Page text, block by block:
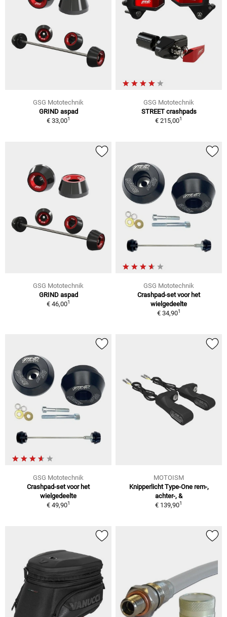
GSG Mototechnik
GRIND aspad
€ 33,001
GSG Mototechnik
STREET crashpads
€ 215,001
GSG Mototechnik
GRIND aspad
€ 46,001
GSG Mototechnik
Crashpad-set voor het
wielgedeelte
€ 34,901
GSG Mototechnik
Crashpad-set voor het
wielgedeelte
€ 49,901
MOTOISM
Knipperlicht Type-One rem-,
achter-, &
€ 139,901